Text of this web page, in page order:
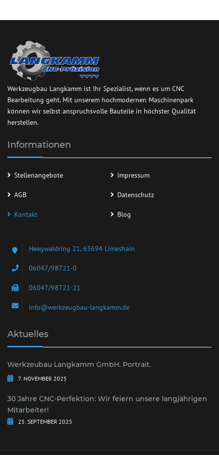
Werkzeugbau Langkamm ist Ihr Spezialist, wenn es um CNC
Bearbeitung geht. Mit unserem hochmodernen Maschinenpark
können wir selbst anspruchsvolle Bauteile in höchster Qualität
herstellen.
Informationen
Stellenangebote Impressum
AGB Datenschutz
Kontakt Blog
Heegwaldring 21, 63694 Limeshain
06047/98721-0
06047/98721-21
info@werkzeugbau-langkamm.de
Aktuelles
Werkzeubau Langkamm GmbH. Portrait.
7. NOVEMBER 2025
30 Jahre CNC-Perfektion: Wir feiern unsere langjährigen
Mitarbeiter!
25. SEPTEMBER 2025